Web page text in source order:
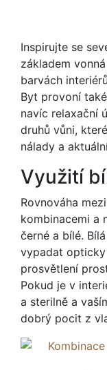
Inspirujte se
základem
barvách
Byt provoní
navíc relaxační
druhů vůni,
nálady a
Využití
Rovnováha
kombinacemi a
černé a bílé.
vypadat
prosvětlení
Pokud je v
a sterilně a
dobrý pocit z